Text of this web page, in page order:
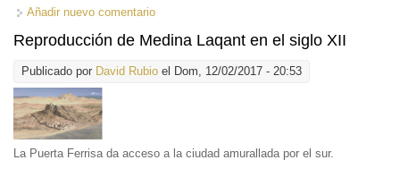
Añadir nuevo comentario
Reproducción de Medina Laqant en el siglo XII
Publicado por David Rubio el Dom, 12/02/2017 - 20:53
La Puerta Ferrisa da acceso a la ciudad amurallada por el sur.